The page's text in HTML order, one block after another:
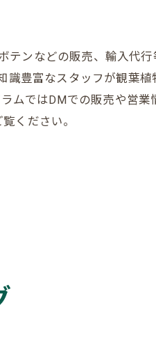
ンなどの販売、輸入代
豊富なスタッフが観葉
ムではDMでの販売や営業
ください。